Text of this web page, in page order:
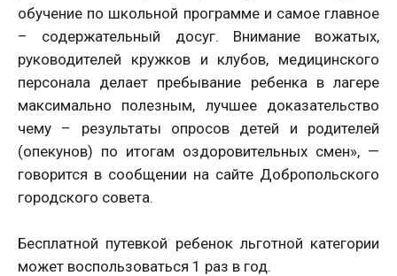
обучение по школьной программе и самое главное
– содержательный досуг. Внимание вожатых,
руководителей кружков и клубов, медицинского
персонала делает пребывание ребенка в лагере
максимально полезным, лучшее доказательство
чему – результаты опросов детей и родителей
(опекунов) по итогам оздоровительных смен», —
говорится в сообщении на сайте Добропольского
городского совета.
Бесплатной путевкой ребенок льготной категории
может воспользоваться 1 раз в год.